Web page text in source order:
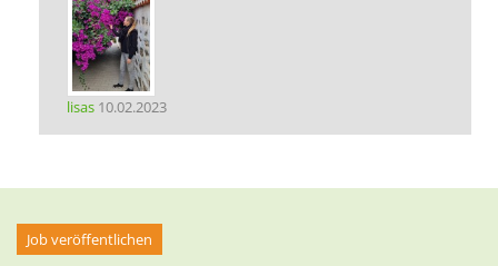
lisas 10.02.2023
Job veröffentlichen